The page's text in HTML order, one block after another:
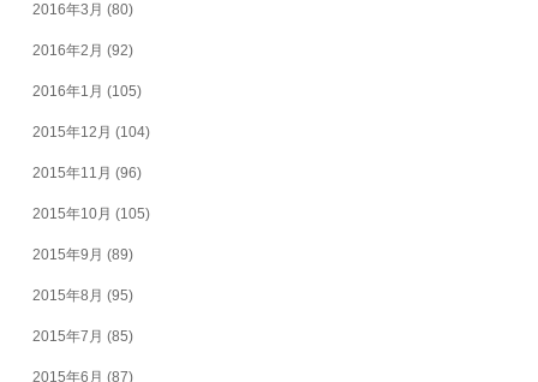
2016年3月 (80)
2016年2月 (92)
2016年1月 (105)
2015年12月 (104)
2015年11月 (96)
2015年10月 (105)
2015年9月 (89)
2015年8月 (95)
2015年7月 (85)
2015年6月 (87)